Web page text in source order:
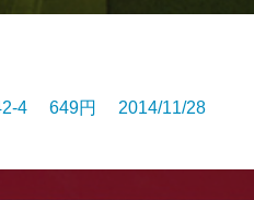
4 649円 2014/11/28